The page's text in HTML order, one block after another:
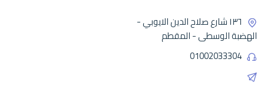
١٣٦ شارع صلاح الدين الايوبي -
الهضبة الوسطى - المقطم
01002033304